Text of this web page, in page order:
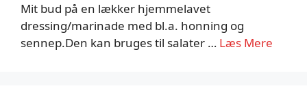
Mit bud på en lækker hjemmelavet
dressing/marinade med bl.a. honning og
sennep.Den kan bruges til salater … Læs Mere